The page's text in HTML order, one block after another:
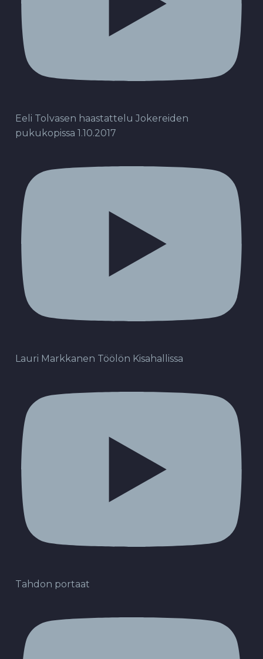
Eeli Tolvasen haastattelu Jokereiden
pukukopissa 1.10.2017
Lauri Markkanen Töölön Kisahallissa
Tahdon portaat